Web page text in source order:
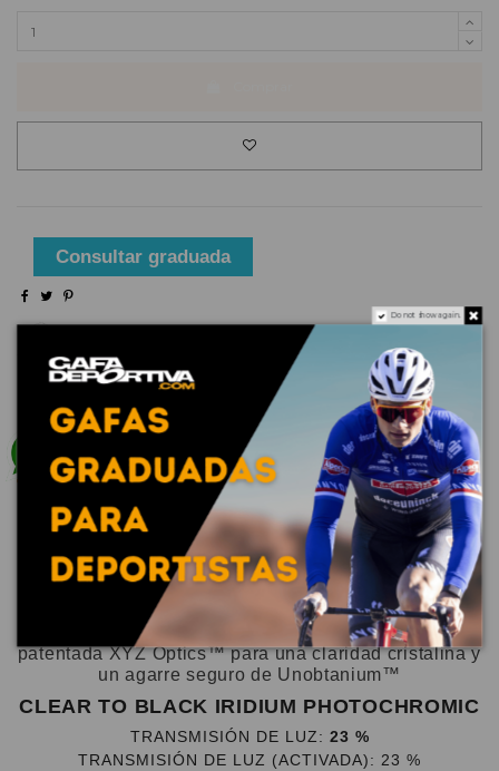
Consultar graduada
Envío gratuito a partir de 100€ (península)
Tiempo de entrega: 48 horas en productos de stock
Descripción
La ingeniería de Oakley lleva el rendimiento al
siguiente nivel al mismo tiempo que aporta estilo.
Flak 2.0 tiene una montura de tamaño estándar con
mayor cobertura de la lente y cada milímetro de la
lente se ha optimizado con High Definition Optics™
en un diseño duradero aunque ligero a la vez.
Diseñadas para superar sus límites con la tecnología
patentada XYZ Optics™ para una claridad cristalina y
un agarre seguro de Unobtanium™
CLEAR TO BLACK IRIDIUM PHOTOCHROMIC
TRANSMISIÓN DE LUZ: 23 %
TRANSMISIÓN DE LUZ (ACTIVADA): 23 %
Do not show again.